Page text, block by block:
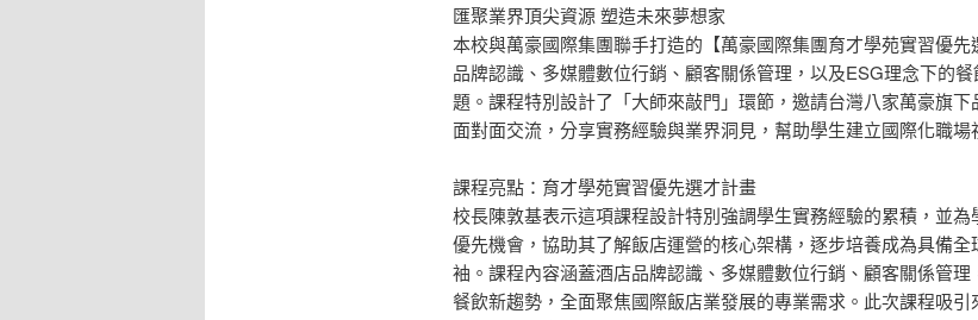
匯聚業界頂尖資源 塑造未來夢想家
本校與萬豪國際集團聯手打造的【萬豪國際集團育才學苑實習優
品牌認識、多媒體數位行銷、顧客關係管理，以及ESG理念下的
題。課程特別設計了「大師來敲門」環節，邀請台灣八家萬豪旗下
面對面交流，分享實務經驗與業界洞見，幫助學生建立國際化職場
課程亮點：育才學苑實習優先選才計畫
校長陳敦基表示這項課程設計特別強調學生實務經驗的累積，並為
優先機會，協助其了解飯店運營的核心架構，逐步培養成為具備
袖。課程內容涵蓋酒店品牌認識、多媒體數位行銷、顧客關係管
餐飲新趨勢，全面聚焦國際飯店業發展的專業需求。此次課程吸